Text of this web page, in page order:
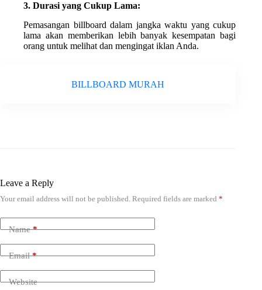
3. Durasi yang Cukup Lama:
Pemasangan billboard dalam jangka waktu yang cukup
lama akan memberikan lebih banyak kesempatan bagi
orang untuk melihat dan mengingat iklan Anda.
BILLBOARD MURAH
Leave a Reply
Your email address will not be published. Required fields are marked *
Name*
Email*
Website